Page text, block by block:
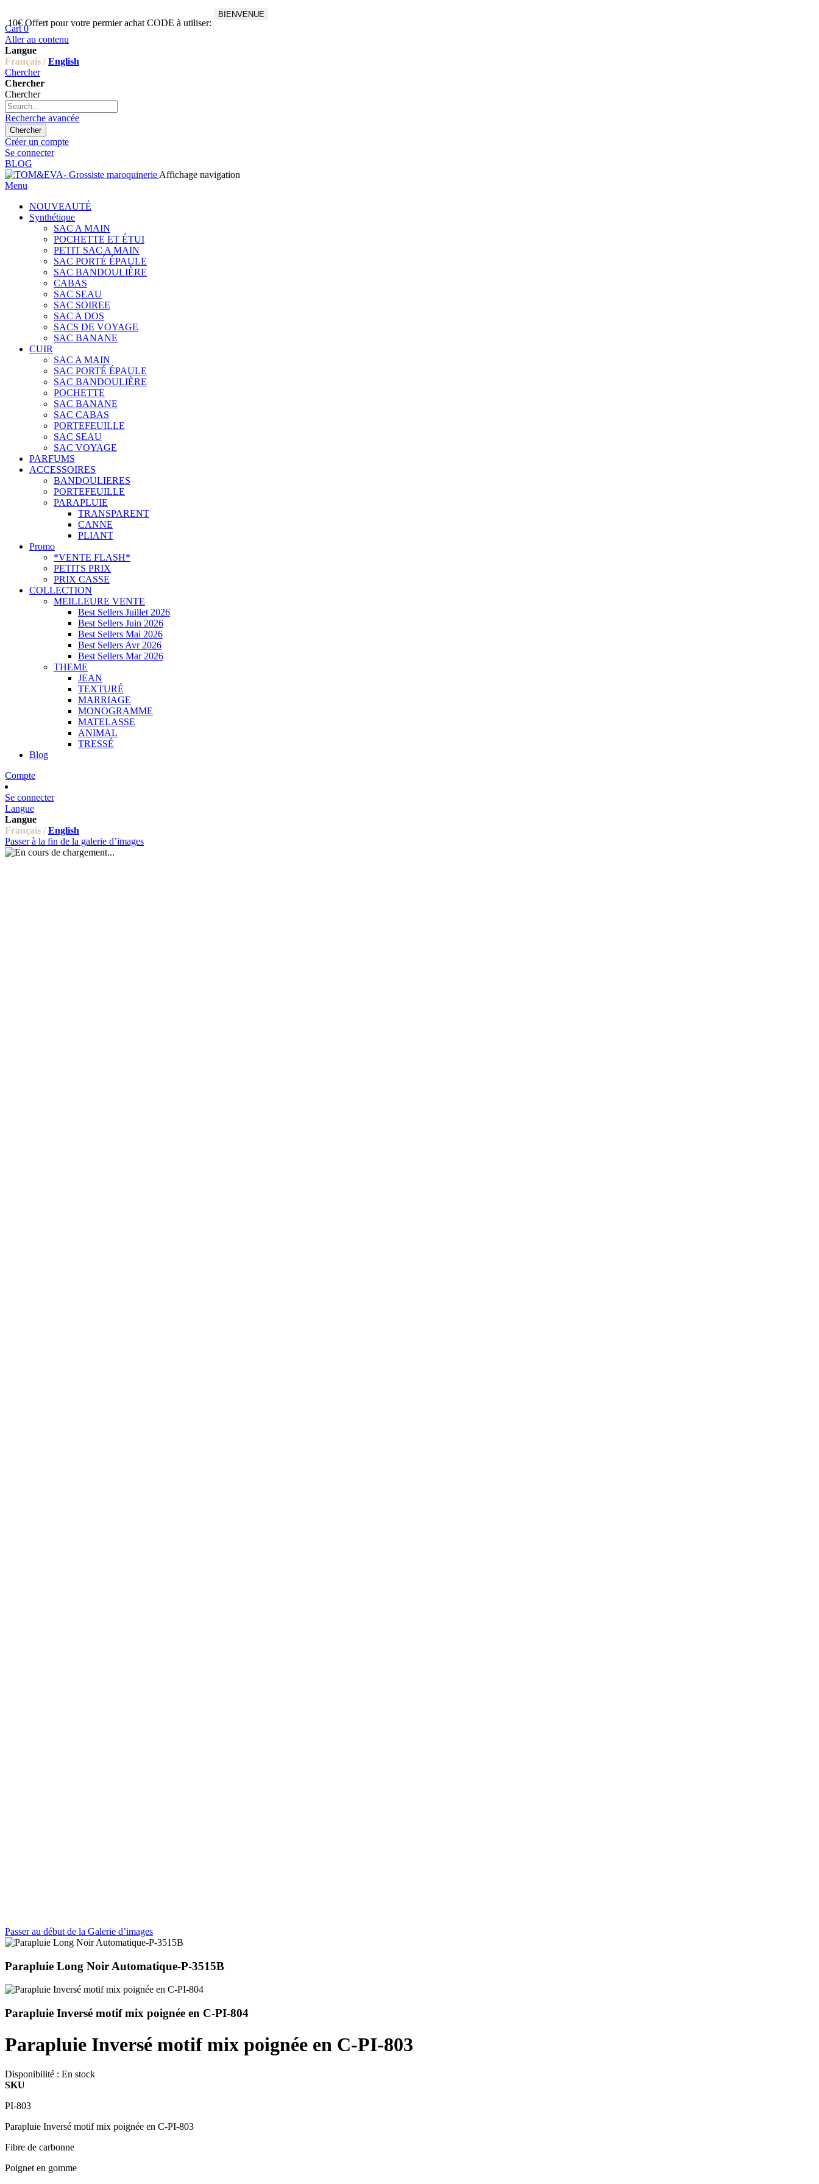
10€ Offert pour votre permier achat CODE à utiliser:
BIENVENUE
Cart 0
Aller au contenu
Langue
Français / English
Chercher
Chercher
Chercher
Recherche avancée
Chercher
Créer un compte
Se connecter
BLOG
Affichage navigation
Menu
NOUVEAUTÉ
Synthétique
SAC A MAIN
POCHETTE ET ÉTUI
PETIT SAC A MAIN
SAC PORTÉ ÉPAULE
SAC BANDOULIÈRE
CABAS
SAC SEAU
SAC SOIREE
SAC A DOS
SACS DE VOYAGE
SAC BANANE
CUIR
SAC A MAIN
SAC PORTÉ ÉPAULE
SAC BANDOULIÈRE
POCHETTE
SAC BANANE
SAC CABAS
PORTEFEUILLE
SAC SEAU
SAC VOYAGE
PARFUMS
ACCESSOIRES
BANDOULIERES
PORTEFEUILLE
PARAPLUIE
TRANSPARENT
CANNE
PLIANT
Promo
*VENTE FLASH*
PETITS PRIX
PRIX CASSE
COLLECTION
MEILLEURE VENTE
Best Sellers Juillet 2026
Best Sellers Juin 2026
Best Sellers Mai 2026
Best Sellers Avr 2026
Best Sellers Mar 2026
THEME
JEAN
TEXTURÉ
MARRIAGE
MONOGRAMME
MATELASSE
ANIMAL
TRESSÉ
Blog
Compte
Se connecter
Langue
Langue
Français / English
Passer à la fin de la galerie d’images
Passer au début de la Galerie d’images
Parapluie Long Noir Automatique-P-3515B
Parapluie Inversé motif mix poignée en C-PI-804
Parapluie Inversé motif mix poignée en C-PI-803
Disponibilité : En stock
SKU
PI-803
Parapluie Inversé motif mix poignée en C-PI-803
Fibre de carbonne
Poignet en gomme